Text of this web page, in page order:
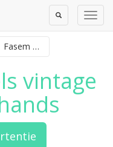
Toggle
Search
Fasem meubels
vintage